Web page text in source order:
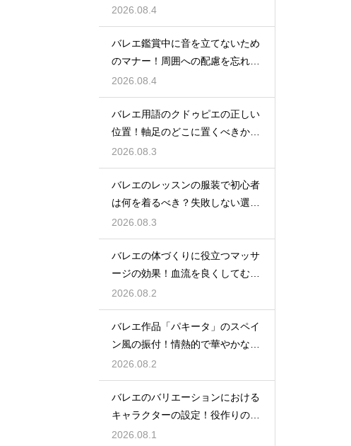
2026.08.4
バレエ鑑賞中に音を立てないため
のマナー！周囲への配慮を忘れず
に
2026.08.4
バレエ用語のクドゥピエの正しい
位置！軸足のどこに置くべきかを
徹底解説
2026.08.3
バレエのレッスンの服装で初心者
は何を着るべき？失敗しない選び
方
2026.08.3
バレエの体づくりに役立つマッサ
ージの効果！血流を良くしてむく
みスッキリ
2026.08.2
バレエ作品「パキータ」のスペイ
ン風の振付！情熱的で華やかな舞
台の魅力
2026.08.2
バレエのバリエーションにおける
キャラクターの設定！役作りの重
要性
2026.08.1